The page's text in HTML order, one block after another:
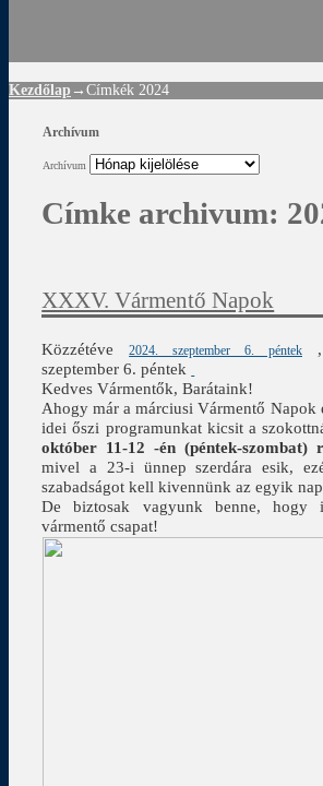
Kezdőlap →Címkék 2024
Archívum
Archívum
Címke archivum:
XXXV. Vármentő Napok
Közzétéve2024. szeptember 6. péntek
szeptember 6. péntek
Kedves Vármentők, Barátaink!
Ahogy már a márciusi Vármentő Napok
idei őszi programunkat kicsit a
október 11-12 -én (péntek-szombat)
mivel a 23-i ünnep szerdára esik,
szabadságot kell kivennünk az egyik
De biztosak vagyunk benne, hogy
vármentő csapat!